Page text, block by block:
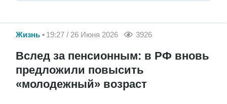
Жизнь 19:27 / 26 Июня 2026 3926
Вслед за пенсионным: в РФ вновь
предложили повысить
«молодежный» возраст